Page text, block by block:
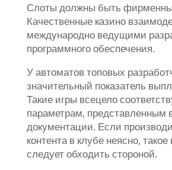
Слоты должны быть
Качественные казино
международно ведущими
программного обеспечения.
У автоматов топовых
значительный показатель
Такие игры всецело
параметрам, представленным
документации. Если
контента в клубе неясно, такое
следует обходить стороной.